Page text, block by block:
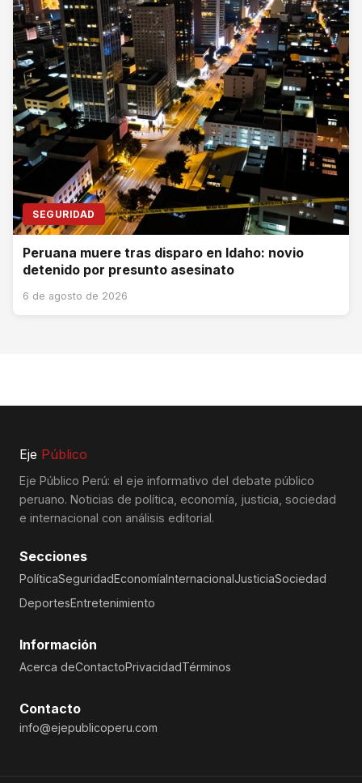
SEGURIDAD
Peruana muere tras disparo en Idaho: novio
detenido por presunto asesinato
6 de agosto de 2026
Eje Público
Eje Público Perú: el eje informativo del debate público
peruano. Noticias de política, economía, justicia, sociedad
e internacional con análisis editorial.
Secciones
PolíticaSeguridadEconomíaInternacionalJusticiaSociedad
DeportesEntretenimiento
Información
Acerca deContactoPrivacidadTérminos
Contacto
info@ejepublicoperu.com